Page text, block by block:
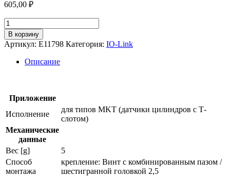
605,00 ₽
Количество
товара
Блок
памяти
цилиндров
образным
пазом
e11798
В корзину
Артикул: E11798 Категория: IO-Link
Описание
Приложение
Исполнение
для типов MKT (датчики цилиндров с Т-
слотом)
Механические
данные
Вес [g]
5
Способ
монтажа
крепление: Винт с комбинированным пазом /
шестигранной головкой 2,5